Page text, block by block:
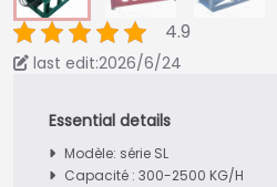
4.9
last edit:2026/6/24
Modèle: série SL
Capacité : 300-2500 KG/H